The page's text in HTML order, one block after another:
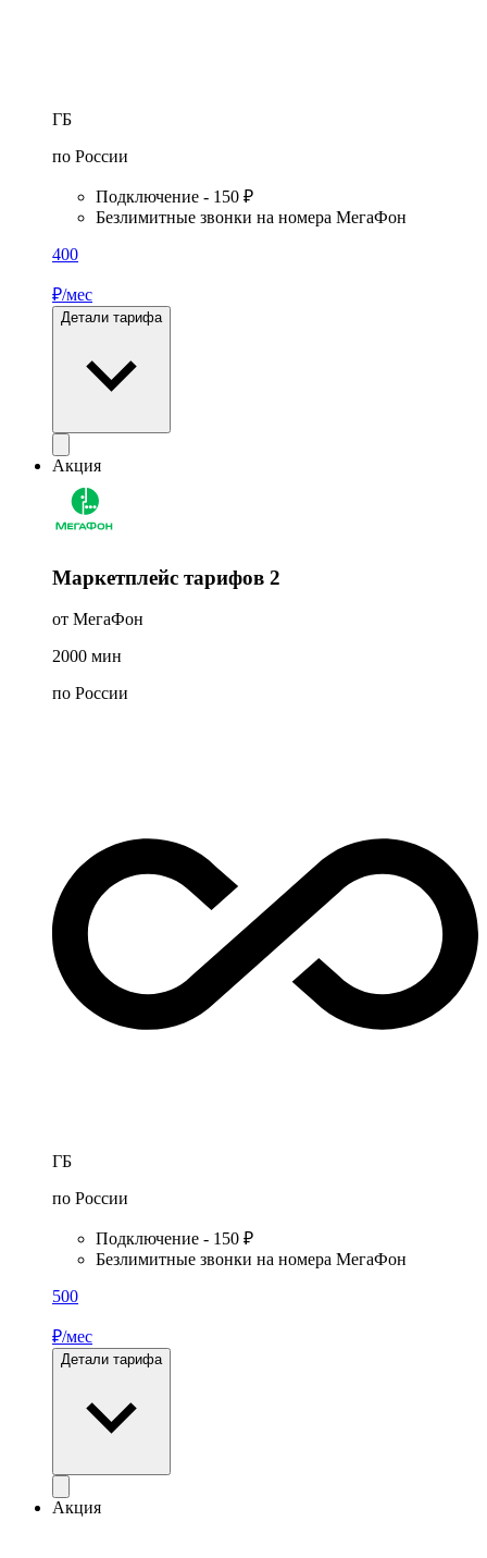
ГБ
по России
Подключение - 150 ₽
Безлимитные звонки на номера МегаФон
400
₽/мес
Детали тарифа
Акция
Маркетплейс тарифов 2
от МегаФон
2000 мин
по России
ГБ
по России
Подключение - 150 ₽
Безлимитные звонки на номера МегаФон
500
₽/мес
Детали тарифа
Акция